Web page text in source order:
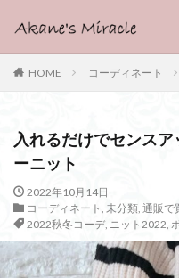
HOME コーディネート
入れるだけでセンス
ーニット
2022年10月14日
コーディネート , 未分類, 通販で
2022秋冬コーデ, ニット2022,